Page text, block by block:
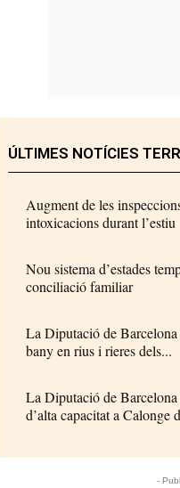
ÚLTIMES NOTÍCIES
Augment de les
intoxicacions durant l’estiu
Nou sistema d’estades
conciliació familiar
La Diputació de
bany en rius i rieres dels...
La Diputació de
d’alta capacitat a Calonge
-